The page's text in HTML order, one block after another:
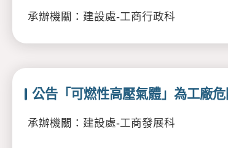
承辦機關：建設處-工商行政科
公告「可燃性高壓氣體」為工廠
承辦機關：建設處-工商發展科